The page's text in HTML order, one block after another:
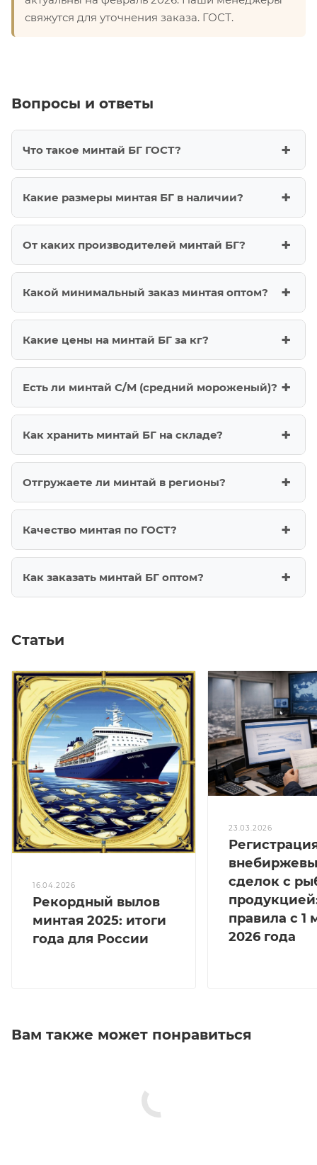
свяжутся для уточнения заказа. ГОСТ.
Вопросы и ответы
Что такое минтай БГ ГОСТ?
Какие размеры минтая БГ в наличии?
От каких производителей минтай БГ?
Какой минимальный заказ минтая оптом?
Какие цены на минтай БГ за кг?
Есть ли минтай С/М (средний мороженый)?
Как хранить минтай БГ на складе?
Отгружаете ли минтай в регионы?
Качество минтая по ГОСТ?
Как заказать минтай БГ оптом?
Статьи
16.04.2026
Рекордный вылов
минтая 2025: итоги
года для России
23.03.2026
сделок с
правила с 1
2026 года
Вам также может понравиться